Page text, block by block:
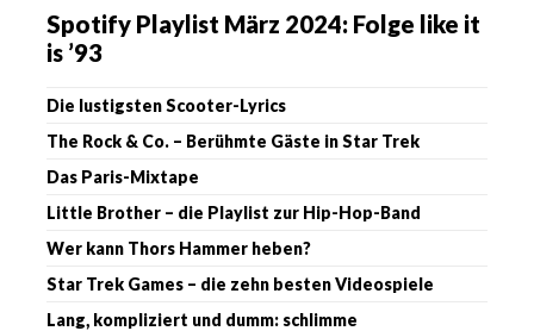
Spotify Playlist März 2024: Folge like it
is ’93
Die lustigsten Scooter-Lyrics
The Rock & Co. – Berühmte Gäste in Star Trek
Das Paris-Mixtape
Little Brother – die Playlist zur Hip-Hop-Band
Wer kann Thors Hammer heben?
Star Trek Games – die zehn besten Videospiele
Lang, kompliziert und dumm: schlimme